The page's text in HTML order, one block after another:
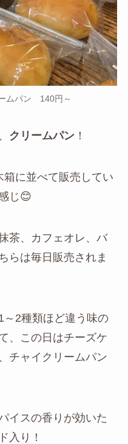
ムパン 140円～
クリームパン ！
に並べて販売してい
じ😊
茶、カフェオレ、バ
らは毎日販売されま
～2種類ほど違う味の
、この日はチーズケ
チャイクリームパン
イスの香りが効いた
入り！